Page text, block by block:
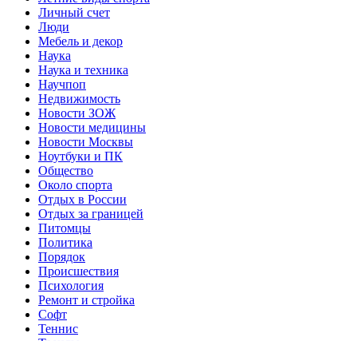
Личный счет
Люди
Мебель и декор
Наука
Наука и техника
Научпоп
Недвижимость
Новости ЗОЖ
Новости медицины
Новости Москвы
Ноутбуки и ПК
Общество
Около спорта
Отдых в России
Отдых за границей
Питомцы
Политика
Порядок
Происшествия
Психология
Ремонт и стройка
Софт
Теннис